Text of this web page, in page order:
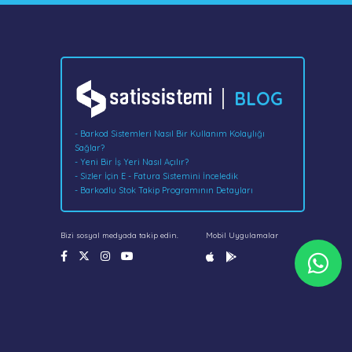
BLOG
- Barkod Sistemleri Nasıl Bir Kullanım Kolaylığı
Sağlar?
- Yeni Bir İş Yeri Nasıl Açılır?
- Sizler İçin E - Fatura Sistemini İnceledik
- Barkodlu Stok Takip Programının Detayları
Bizi sosyal medyada takip edin. Mobil Uygulamalar